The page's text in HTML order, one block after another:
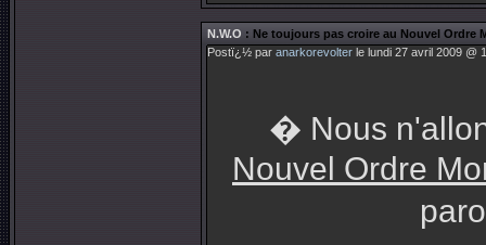
N.W.O : Ne toujours pas croire au Nouvel Ordre
Postï¿½ par anarkorevolter le lundi 27 avril 2009 @
� Nous
Nouvel Ordre